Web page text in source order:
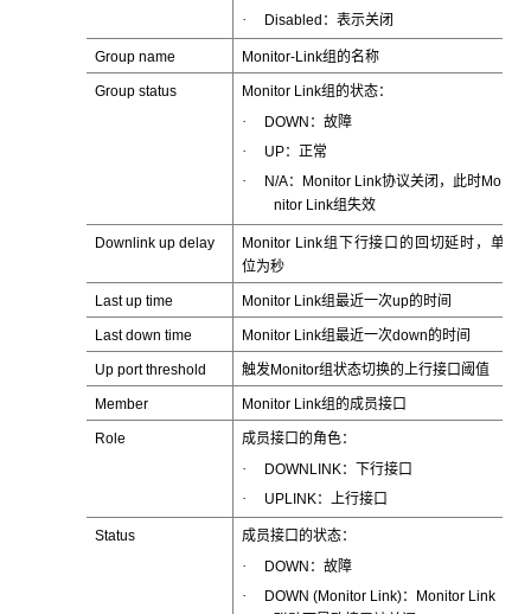
· Disabled：表示关闭
Group name Monitor-Link组的名称
Group status Monitor Link组的状态：
· DOWN：故障
· UP：正常
· N/A：Monitor Link协议关闭，此时Mo
nitor Link组失效
Downlink up delay
Monitor Link组下行接口的回切延时，单
位为秒
Last up time Monitor Link组最近一次up的时间
Last down time Monitor Link组最近一次down的时间
Up port threshold 触发Monitor组状态切换的上行接口阈值
Member Monitor Link组的成员接口
Role 成员接口的角色：
· DOWNLINK：下行接口
· UPLINK：上行接口
Status 成员接口的状态：
· DOWN：故障
· DOWN (Monitor Link)：Monitor Link